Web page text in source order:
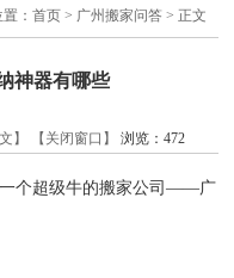
： 首页> 广州搬家问答> 正文
神器有哪些
】 【关闭窗口】 浏览：472
一个超级牛的搬家公司——广